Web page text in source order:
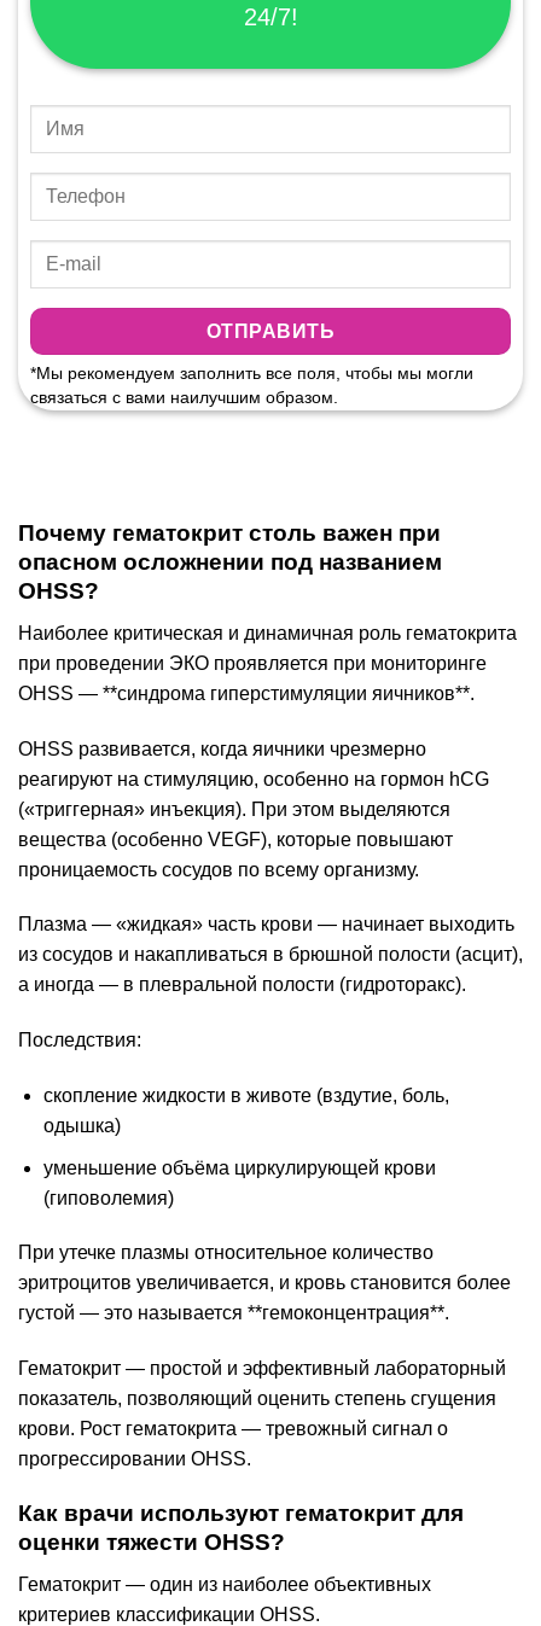
24/7!
*Мы рекомендуем заполнить все поля, чтобы мы могли
связаться с вами наилучшим образом.
Почему гематокрит столь важен при
опасном осложнении под названием
OHSS?
Наиболее критическая и динамичная роль гематокрита
при проведении ЭКО проявляется при мониторинге
OHSS — **синдрома гиперстимуляции яичников**.
OHSS развивается, когда яичники чрезмерно
реагируют на стимуляцию, особенно на гормон hCG
(«триггерная» инъекция). При этом выделяются
вещества (особенно VEGF), которые повышают
проницаемость сосудов по всему организму.
Плазма — «жидкая» часть крови — начинает выходить
из сосудов и накапливаться в брюшной полости (асцит),
а иногда — в плевральной полости (гидроторакс).
Последствия:
скопление жидкости в животе (вздутие, боль,
одышка)
уменьшение объёма циркулирующей крови
(гиповолемия)
При утечке плазмы относительное количество
эритроцитов увеличивается, и кровь становится более
густой — это называется **гемоконцентрация**.
Гематокрит — простой и эффективный лабораторный
показатель, позволяющий оценить степень сгущения
крови. Рост гематокрита — тревожный сигнал о
прогрессировании OHSS.
Как врачи используют гематокрит для
оценки тяжести OHSS?
Гематокрит — один из наиболее объективных
критериев классификации OHSS.